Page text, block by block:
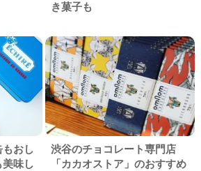
き菓子も
おし
美味し
渋谷のチョコレート専門店
「カカオストア」のおすすめ